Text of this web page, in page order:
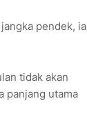
pendek, ia
tidak akan
panjang utama